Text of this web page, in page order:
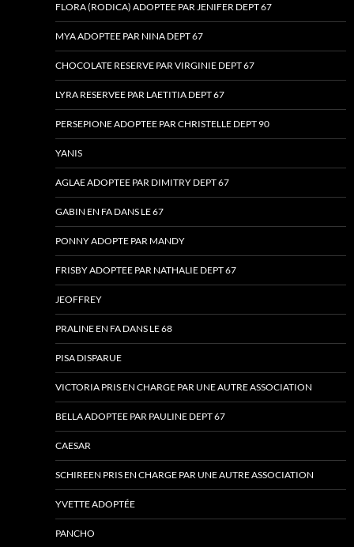
FLORA (RODICA) ADOPTEE PAR JENIFER DEPT 67
MYA ADOPTEE PAR NINA DEPT 67
CHOCOLATE RESERVE PAR VIRGINIE DEPT 67
LYRA RESERVEE PAR LAETITIA DEPT 67
PERSEPIONE ADOPTEE PAR CHRISTELLE DEPT 90
YANIS
AGLAE ADOPTEE PAR DIMITRY DEPT 67
GABIN EN FA DANS LE 67
PONNY ADOPTE PAR MANDY
FRISBY ADOPTEE PAR NATHALIE DEPT 67
JEOFFREY
PRALINE EN FA DANS LE 68
PISA DISPARUE
VICTORIA PRIS EN CHARGE PAR UNE AUTRE ASSOCIATION
BELLA ADOPTEE PAR PAULINE DEPT 67
CAESAR
SCHIREEN PRIS EN CHARGE PAR UNE AUTRE ASSOCIATION
YVETTE ADOPTÉE
PANCHO